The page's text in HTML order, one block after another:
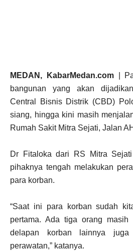
MEDAN, KabarMedan.com|
bangunan yang akan
Central Bisnis Distrik (CBD)
siang, hingga kini masih
Rumah Sakit Mitra Sejati, Jalan
Dr Fitaloka dari RS Mitra
pihaknya tengah melakukan
para korban.
“Saat ini para korban sudah
pertama. Ada tiga orang
delapan korban lainnya juga
perawatan,” katanya.